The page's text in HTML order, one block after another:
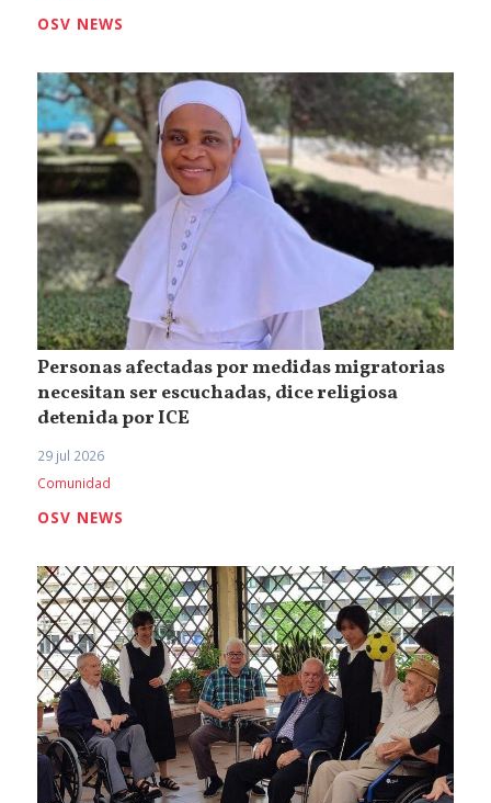
OSV NEWS
Personas afectadas por medidas migratorias
necesitan ser escuchadas, dice religiosa
detenida por ICE
29 jul 2026
Comunidad
OSV NEWS